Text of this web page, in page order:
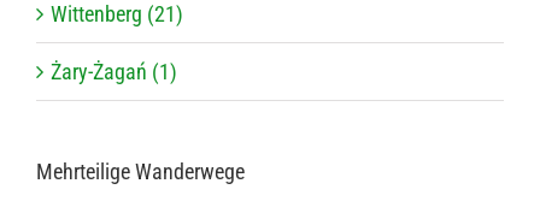
Wittenberg (21)
Żary-Żagań (1)
Mehr­tei­lige Wanderwege